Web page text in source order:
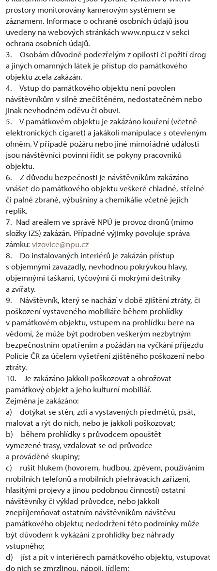
prostory monitorovány kamerovým systémem se
záznamem. Informace o ochraně osobních údajů jsou
uvedeny na webových stránkách www.npu.cz v sekci
ochrana osobních údajů.
3. Osobám důvodně podezřelým z opilosti či požití drog
a jiných omamných látek je přístup do památkového
objektu zcela zakázán.
4. Vstup do památkového objektu není povolen
návštěvníkům v silně znečištěném, nedostatečném nebo
jinak nevhodném oděvu či obuvi.
5. V památkovém objektu je zakázáno kouření (včetně
elektronických cigaret) a jakákoli manipulace s otevřeným
ohněm. V případě požáru nebo jiné mimořádné události
jsou návštěvníci povinni řídit se pokyny pracovníků
objektu.
6. Z důvodu bezpečnosti je návštěvníkům zakázáno
vnášet do památkového objektu veškeré chladné, střelné
či palné zbraně, výbušniny a chemikálie včetně jejich
replik.
7. Nad areálem ve správě NPÚ je provoz dronů (mimo
složky IZS) zakázán. Případné výjimky povoluje správa
zámku: vizovice@npu.cz
8. Do instalovaných interiérů je zakázán přístup
s objemnými zavazadly, nevhodnou pokrývkou hlavy,
objemnými taškami, tyčovými či mokrými deštníky
a zvířaty.
9. Návštěvník, který se nachází v době zjištění ztráty, či
poškození vystaveného mobiliáře během prohlídky
v památkovém objektu, vstupem na prohlídku bere na
vědomí, že může být podroben veškerým nezbytným
bezpečnostním opatřením a požádán na vyčkání příjezdu
Policie ČR za účelem vyšetření zjištěného poškození nebo
ztráty.
10. Je zakázáno jakkoli poškozovat a ohrožovat
památkový objekt a jeho kulturní mobiliář.
Zejména je zakázáno:
a) dotýkat se stěn, zdí a vystavených předmětů, psát,
malovat a rýt do nich, nebo je jakkoli poškozovat;
b) během prohlídky s průvodcem opouštět
vymezené trasy, vzdalovat se od průvodce
a prováděné skupiny;
c) rušit hlukem (hovorem, hudbou, zpěvem, používáním
mobilních telefonů a mobilních přehrávacích zařízení,
hlasitými projevy a jinou podobnou činností) ostatní
návštěvníky či výklad průvodce, nebo jakkoli
znepříjemňovat ostatním návštěvníkům návštěvu
památkového objektu; nedodržení této podmínky může
být důvodem k vykázání z prohlídky bez náhrady
vstupného;
d) jíst a pít v interiérech památkového objektu, vstupovat
do nich se zmrzlinou, nápoji, jídlem;